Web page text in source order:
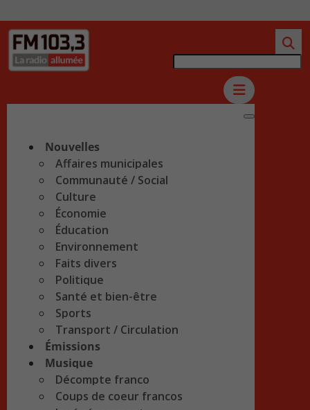
Nouvelles
Affaires municipales
Communauté / Social
Culture
Économie
Éducation
Environnement
Faits divers
Politique
Santé et bien-être
Sports
Transport / Circulation
Émissions
Musique
Décompte franco
Coups de coeur francos